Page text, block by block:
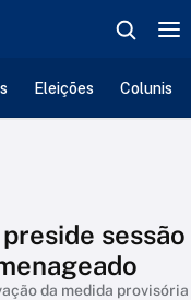
Eleições
sessão
da medida provisória